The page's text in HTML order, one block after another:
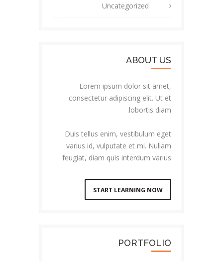
Uncategorized
ABOUT US
Lorem ipsum dolor sit amet,
consectetur adipiscing elit. Ut et
lobortis diam.
Duis tellus enim, vestibulum eget
varius id, vulputate et mi. Nullam
feugiat, diam quis interdum varius
START LEARNING NOW
PORTFOLIO